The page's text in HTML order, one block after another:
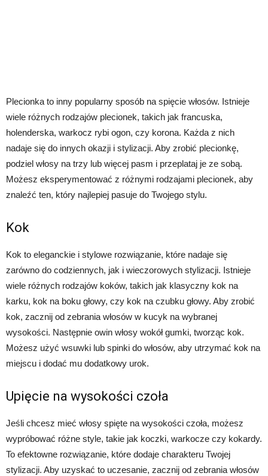
Plecionka to inny popularny sposób na spięcie włosów. Istnieje
wiele różnych rodzajów plecionek, takich jak francuska,
holenderska, warkocz rybi ogon, czy korona. Każda z nich
nadaje się do innych okazji i stylizacji. Aby zrobić plecionkę,
podziel włosy na trzy lub więcej pasm i przeplataj je ze sobą.
Możesz eksperymentować z różnymi rodzajami plecionek, aby
znaleźć ten, który najlepiej pasuje do Twojego stylu.
Kok
Kok to eleganckie i stylowe rozwiązanie, które nadaje się
zarówno do codziennych, jak i wieczorowych stylizacji. Istnieje
wiele różnych rodzajów koków, takich jak klasyczny kok na
karku, kok na boku głowy, czy kok na czubku głowy. Aby zrobić
kok, zacznij od zebrania włosów w kucyk na wybranej
wysokości. Następnie owin włosy wokół gumki, tworząc kok.
Możesz użyć wsuwki lub spinki do włosów, aby utrzymać kok na
miejscu i dodać mu dodatkowy urok.
Upięcie na wysokości czoła
Jeśli chcesz mieć włosy spięte na wysokości czoła, możesz
wypróbować różne style, takie jak koczki, warkocze czy kokardy.
To efektowne rozwiązanie, które dodaje charakteru Twojej
stylizacji. Aby uzyskać to uczesanie, zacznij od zebrania włosów